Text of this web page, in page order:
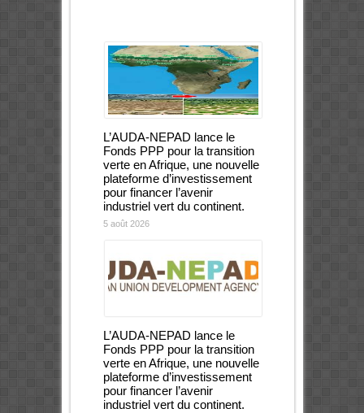
L’AUDA-NEPAD lance le
Fonds PPP pour la transition
verte en Afrique, une nouvelle
plateforme d’investissement
pour financer l’avenir
industriel vert du continent.
5 août 2026
L’AUDA-NEPAD lance le
Fonds PPP pour la transition
verte en Afrique, une nouvelle
plateforme d’investissement
pour financer l’avenir
industriel vert du continent.